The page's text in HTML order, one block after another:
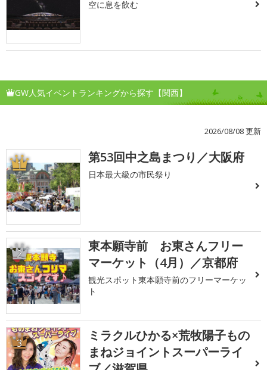
空に息を飲む
GW人気イベントランキングから探す【関西】
2026/08/08 更新
1 第53回中之島まつり／大阪府
日本最大級の市民祭り
2
東本願寺前 お東さんフリー
マーケット（4月）／京都府
観光スポット東本願寺前のフリーマーケッ
ト
3
ミラクルひかる×荒牧陽子もの
まねジョイントスーパーライ